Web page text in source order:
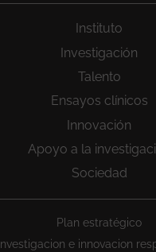
Instituto
Investigación
Talento
Ensayos clínicos
Innovación
Apoyo a la
Sociedad
Plan estratégico
Investigacion e innovacion